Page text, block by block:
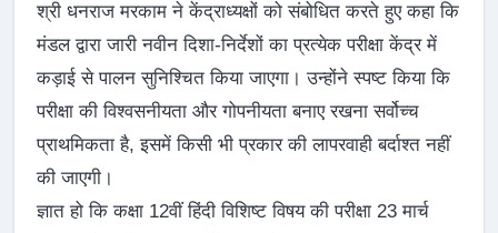
श्री धनराज मरकाम ने केंद्राध्यक्षों को संबोधित करते हुए कहा कि
मंडल द्वारा जारी नवीन दिशा-निर्देशों का प्रत्येक परीक्षा केंद्र में
कड़ाई से पालन सुनिश्चित किया जाएगा। उन्होंने स्पष्ट किया कि
परीक्षा की विश्वसनीयता और गोपनीयता बनाए रखना सर्वोच्च
प्राथमिकता है, इसमें किसी भी प्रकार की लापरवाही बर्दाश्त नहीं
की जाएगी।
ज्ञात हो कि कक्षा 12वीं हिंदी विशिष्ट विषय की परीक्षा 23 मार्च